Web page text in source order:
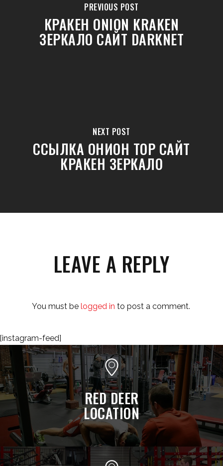
PREVIOUS POST
КРАКЕН ONION KRAKEN
ЗЕРКАЛО САЙТ DARKNET
NEXT POST
ССЫЛКА ОНИОН ТОР САЙТ
КРАКЕН ЗЕРКАЛО
LEAVE A REPLY
You must be logged in to post a comment.
[instagram-feed]
RED DEER
LOCATION